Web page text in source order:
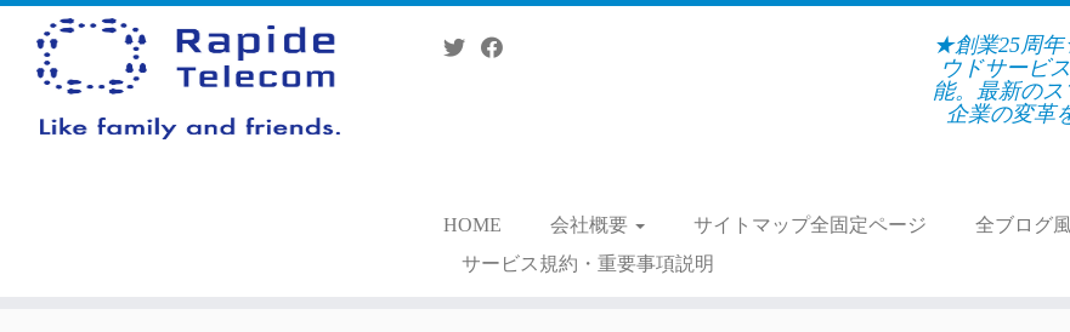
Skip
content
★創業25周年
ウドサービ
能。最新の
企業の変革
HOME 会社概要 サイトマップ全固定ページ 全ブログ
サービス規約・重要事項説明